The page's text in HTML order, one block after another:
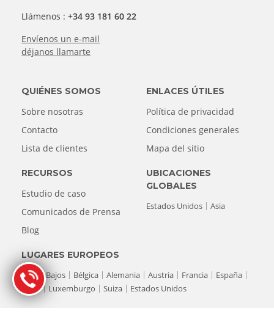
Llámenos :+34 93 181 60 22
Envíenos un e-mail
déjanos llamarte
QUIÉNES SOMOS
Sobre nosotras
Contacto
Lista de clientes
ENLACES ÚTILES
Política de privacidad
Condiciones generales
Mapa del sitio
RECURSOS
Estudio de caso
Comunicados de Prensa
Blog
LUGARES EUROPEOS
Países Bajos
Bélgica Alemania Austria Francia
España
Italia
Luxemburgo Suiza Estados Unidos
UBICACIONES
GLOBALES
Estados Unidos
Asia